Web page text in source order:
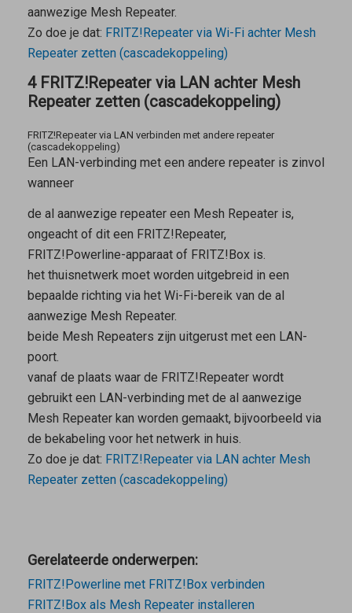
aanwezige Mesh Repeater.
Zo doe je dat: FRITZ!Repeater via Wi-Fi achter Mesh
Repeaterzetten (cascadekoppeling)
4 FRITZ!Repeater via LAN achter Mesh
Repeater zetten (cascadekoppeling)
FRITZ!Repeater via LAN verbinden met andere repeater
(cascadekoppeling)
Een LAN-verbinding met een andere repeater is zinvol
wanneer
de al aanwezige repeater een Mesh Repeateris,
ongeacht of dit een FRITZ!Repeater,
FRITZ!Powerline-apparaat of FRITZ!Box is.
het thuisnetwerk moet worden uitgebreid in een
bepaalde richting via het Wi-Fi-bereik van de al
aanwezige Mesh Repeater.
beide Mesh Repeaters zijn uitgerust met een LAN-
poort.
vanaf de plaats waar de FRITZ!Repeater wordt
gebruikt een LAN-verbinding met de al aanwezige
Mesh Repeaterkan worden gemaakt, bijvoorbeeld via
de bekabeling voor het netwerk in huis.
Zo doe je dat: FRITZ!Repeater via LAN achter Mesh
Repeaterzetten (cascadekoppeling)
Gerelateerde onderwerpen:
FRITZ!Powerline met FRITZ!Box verbinden
FRITZ!Box als Mesh Repeater installeren